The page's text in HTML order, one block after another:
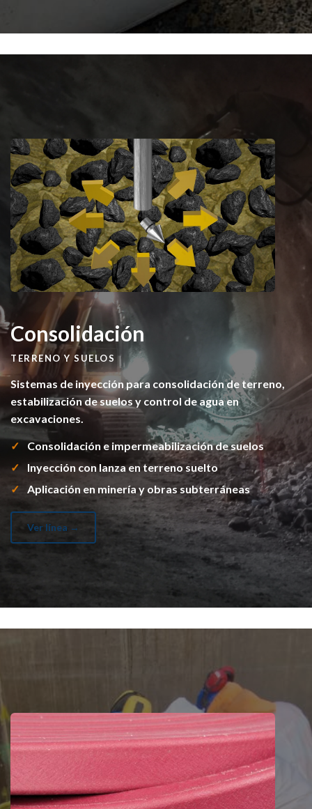
Consolidación
TERRENO Y SUELOS
Sistemas de inyección para consolidación de terreno,
estabilización de suelos y control de agua en
excavaciones.
Consolidación e impermeabilización de suelos
Inyección con lanza en terreno suelto
Aplicación en minería y obras subterráneas
Ver línea →